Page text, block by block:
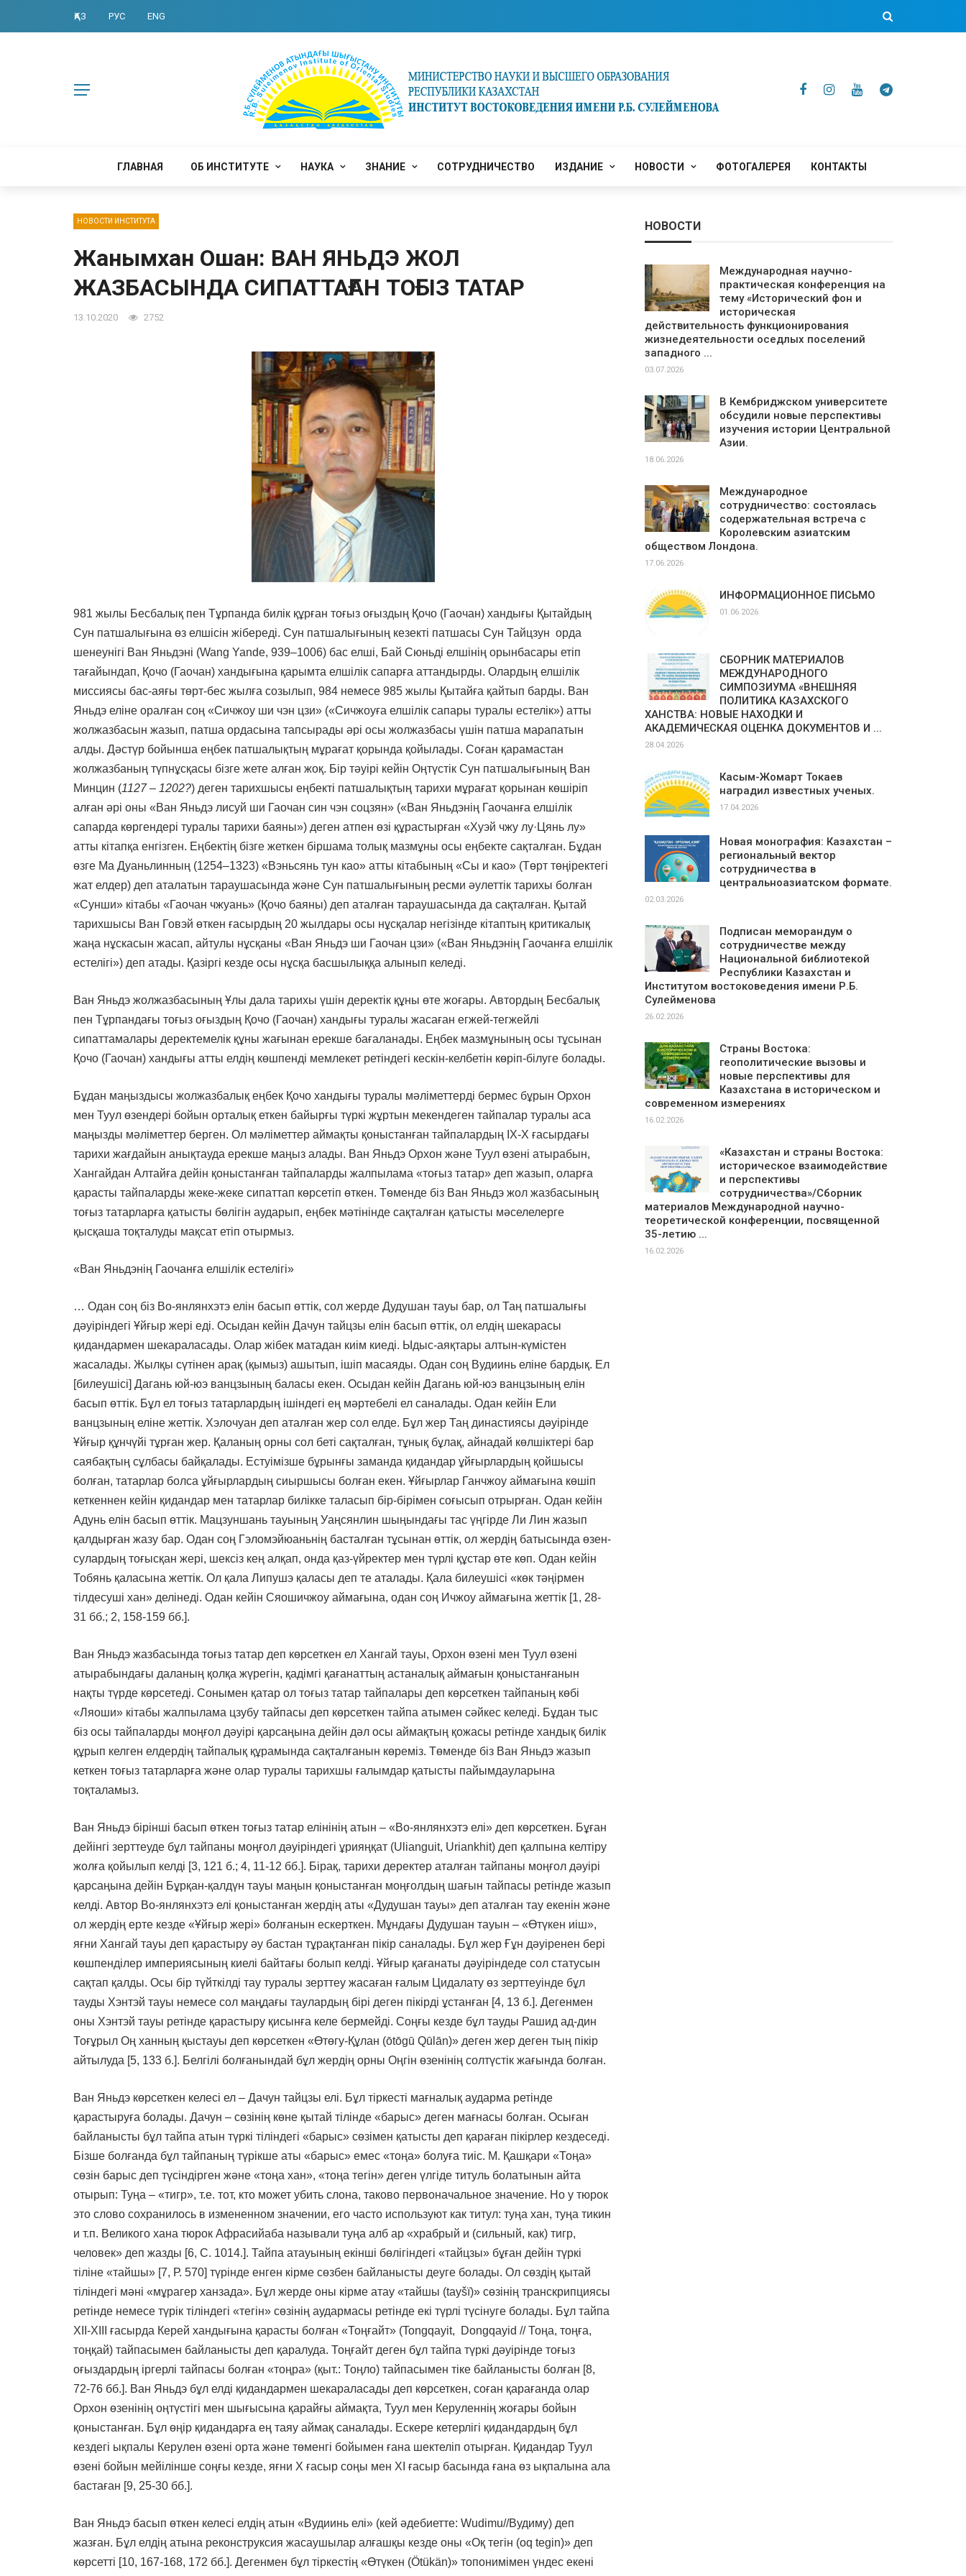
ҚАЗ РУС ENG
ГЛАВНАЯ ОБ ИНСТИТУТЕ НАУКА ЗНАНИЕ СОТРУДНИЧЕСТВО ИЗДАНИЕ НОВОСТИ ФОТОГАЛЕРЕЯ КОНТАКТЫ
НОВОСТИ ИНСТИТУТА
Жанымхан Ошан: ВАН ЯНЬДЭ ЖОЛ
ЖАЗБАСЫНДА СИПАТТАҒАН ТОҒЫЗ ТАТАР
13.10.2020 2752
981 жылы Бесбалық пен Тұрпанда билік құрған тоғыз оғыздың Қочо (Гаочан) хандығы Қытайдың
Сун патшалығына өз елшісін жібереді. Сун патшалығының кезекті патшасы Сун Тайцзун орда
шенеунігі Ван Яньдэні (Wang Yande, 939–1006) бас елші, Бай Сюньді елшінің орынбасары етіп
тағайындап, Қочо (Гаочан) хандығына қарымта елшілік сапарға аттандырды. Олардың елшілік
миссиясы бас-аяғы төрт-бес жылға созылып, 984 немесе 985 жылы Қытайға қайтып барды. Ван
Яньдэ еліне оралған соң «Сичжоу ши чэн цзи» («Сичжоуға елшілік сапары туралы естелік») атты
жолжазбасын жазып, патша ордасына тапсырады әрі осы жолжазбасы үшін патша марапатын
алды. Дәстүр бойынша еңбек патшалықтың мұрағат қорында қойылады. Соған қарамастан
жолжазбаның түпнұсқасы бізге жете алған жоқ. Бір тәуірі кейін Оңтүстік Сун патшалығының Ван
Минцин (1127 – 1202?) деген тарихшысы еңбекті патшалықтың тарихи мұрағат қорынан көшіріп
алған әрі оны «Ван Яньдэ лисуй ши Гаочан син чэн соцзян» («Ван Яньдэнің Гаочанға елшілік
сапарда көргендері туралы тарихи баяны») деген атпен өзі құрастырған «Хуэй чжу лу·Цянь лу»
атты кітапқа енгізген. Еңбектің бізге жеткен біршама толық мазмұны осы еңбекте сақталған. Бұдан
өзге Ма Дуаньлинның (1254–1323) «Вэньсянь тун као» атты кітабының «Сы и као» (Төрт төңіректегі
жат елдер) деп аталатын тараушасында және Сун патшалығының ресми әулеттік тарихы болған
«Сунши» кітабы «Гаочан чжуань» (Қочо баяны) деп аталған тараушасында да сақталған. Қытай
тарихшысы Ван Говэй өткен ғасырдың 20 жылдары осы нұсқалар негізінде кітаптың критикалық
жаңа нұскасын жасап, айтулы нұсқаны «Ван Яньдэ ши Гаочан цзи» («Ван Яньдэнің Гаочанға елшілік
естелігі») деп атады. Қазіргі кезде осы нұсқа басшылыққа алынып келеді.
Ван Яньдэ жолжазбасының Ұлы дала тарихы үшін деректік құны өте жоғары. Автордың Бесбалық
пен Тұрпандағы тоғыз оғыздың Қочо (Гаочан) хандығы туралы жасаған егжей-тегжейлі
сипаттамалары деректемелік құны жағынан ерекше бағаланады. Еңбек мазмұнының осы тұсынан
Қочо (Гаочан) хандығы атты елдің көшпенді мемлекет ретіндегі кескін-келбетін көріп-білуге болады.
Бұдан маңыздысы жолжазбалық еңбек Қочо хандығы туралы мәліметтерді бермес бұрын Орхон
мен Туул өзендері бойын орталық еткен байырғы түркі жұртын мекендеген тайпалар туралы аса
маңызды мәліметтер берген. Ол мәліметтер аймақты қоныстанған тайпалардың IX-X ғасырдағы
тарихи жағдайын анықтауда ерекше маңыз алады. Ван Яньдэ Орхон және Туул өзені атырабын,
Хангайдан Алтайға дейін қоныстанған тайпаларды жалпылама «тоғыз татар» деп жазып, оларға
қарасты тайпаларды жеке-жеке сипаттап көрсетіп өткен. Төменде біз Ван Яньдэ жол жазбасының
тоғыз татарларға қатысты бөлігін аударып, еңбек мәтінінде сақталған қатысты мәселелерге
қысқаша тоқталуды мақсат етіп отырмыз.
«Ван Яньдэнің Гаочанға елшілік естелігі»
… Одан соң біз Во-янлянхэтэ елін басып өттік, сол жерде Дудушан тауы бар, ол Таң патшалығы
дәуіріндегі Ұйғыр жері еді. Осыдан кейін Дачун тайцзы елін басып өттік, ол елдің шекарасы
қидандармен шекараласады. Олар жібек матадан киім киеді. Ыдыс-аяқтары алтын-күмістен
жасалады. Жылқы сүтінен арақ (қымыз) ашытып, ішіп масаяды. Одан соң Вудиинь еліне бардық. Ел
[билеушісі] Дагань юй-юэ ванцзының баласы екен. Осыдан кейін Дагань юй-юэ ванцзының елін
басып өттік. Бұл ел тоғыз татарлардың ішіндегі ең мәртебелі ел саналады. Одан кейін Ели
ванцзының еліне жеттік. Хэлочуан деп аталған жер сол елде. Бұл жер Таң династиясы дәуірінде
Ұйғыр құнчүйі тұрған жер. Қаланың орны сол беті сақталған, тұнық бұлақ, айнадай көлшіктері бар
саябақтың сұлбасы байқалады. Естуімізше бұрынғы заманда қидандар ұйғырлардың қойшысы
болған, татарлар болса ұйғырлардың сиыршысы болған екен. Ұйғырлар Ганчжоу аймағына көшіп
кеткеннен кейін қидандар мен татарлар билікке таласып бір-бірімен соғысып отрырған. Одан кейін
Адунь елін басып өттік. Мацзуншань тауының Уаңсянлин шыңындағы тас үңгірде Ли Лин жазып
қалдырған жазу бар. Одан соң Гэломэйюаньнің басталған тұсынан өттік, ол жердің батысында өзен-
сулардың тоғысқан жері, шексіз кең алқап, онда қаз-үйректер мен түрлі құстар өте көп. Одан кейін
Тобянь қаласына жеттік. Ол қала Липушэ қаласы деп те аталады. Қала билеушісі «көк тәңірмен
тілдесуші хан» делінеді. Одан кейін Сяошичжоу аймағына, одан соң Ичжоу аймағына жеттік [1, 28-
31 бб.; 2, 158-159 бб.].
Ван Яньдэ жазбасында тоғыз татар деп көрсеткен ел Хангай тауы, Орхон өзені мен Туул өзені
атырабындағы даланың қолқа жүрегін, қадімгі қағанаттың астаналық аймағын қоныстанғанын
нақты түрде көрсетеді. Сонымен қатар ол тоғыз татар тайпалары деп көрсеткен тайпаның көбі
«Ляоши» кітабы жалпылама цзубу тайпасы деп көрсеткен тайпа атымен сәйкес келеді. Бұдан тыс
біз осы тайпаларды моңғол дәуірі қарсаңына дейін дәл осы аймақтың қожасы ретінде хандық билік
құрып келген елдердің тайпалық құрамында сақталғанын көреміз. Төменде біз Ван Яньдэ жазып
кеткен тоғыз татарларға және олар туралы тарихшы ғалымдар қатысты пайымдауларына
тоқталамыз.
Ван Яньдэ бірінші басып өткен тоғыз татар елінінің атын – «Во-янлянхэтэ елі» деп көрсеткен. Бұған
дейінгі зерттеуде бұл тайпаны моңғол дәуіріндегі ұрияңқат (Ulianguit, Uriankhit) деп қалпына келтіру
жолға қойылып келді [3, 121 б.; 4, 11-12 бб.]. Бірақ, тарихи деректер аталған тайпаны моңғол дәуірі
қарсаңына дейін Бұрқан-қалдүн тауы маңын қоныстанған моңғолдың шағын тайпасы ретінде жазып
келді. Автор Во-янлянхэтэ елі қоныстанған жердің аты «Дудушан тауы» деп аталған тау екенін және
ол жердің ерте кезде «Ұйғыр жері» болғанын ескерткен. Мұндағы Дудушан тауын – «Өтүкен иіш»,
яғни Хангай тауы деп қарастыру әу бастан тұрақтанған пікір саналады. Бұл жер Ғұн дәуіренен бері
көшпенділер империясының киелі байтағы болып келді. Ұйғыр қағанаты дәуіріндеде сол статусын
сақтап қалды. Осы бір түйткілді тау туралы зерттеу жасаған ғалым Цидалату өз зерттеуінде бұл
тауды Хэнтэй тауы немесе сол маңдағы таулардың бірі деген пікірді ұстанған [4, 13 б.]. Дегенмен
оны Хэнтэй тауы ретінде қарастыру қисынға келе бермейді. Соңғы кезде бұл тауды Рашид ад-дин
Тоғұрыл Оң ханның қыстауы деп көрсеткен «Өтөгу-Құлан (ōtōgū Qūlān)» деген жер деген тың пікір
айтылуда [5, 133 б.]. Белгілі болғанындай бұл жердің орны Оңгін өзенінің солтүстік жағында болған.
Ван Яньдэ көрсеткен келесі ел – Дачун тайцзы елі. Бұл тіркесті мағналық аударма ретінде
қарастыруға болады. Дачун – сөзінің көне қытай тілінде «барыс» деген мағнасы болған. Осыған
байланысты бұл тайпа атын түркі тіліндегі «барыс» сөзімен қатысты деп қараған пікірлер кездеседі.
Бізше болғанда бұл тайпаның түрікше аты «барыс» емес «тоңа» болуға тиіс. М. Қашқари «Тоңа»
сөзін барыс деп түсіндірген және «тоңа хан», «тоңа тегін» деген үлгіде титуль болатынын айта
отырып: Туңа – «тигр», т.е. тот, кто может убить слона, таково первоначальное значение. Но у тюрок
это слово сохранилось в измененном значении, его часто используют как титул: туңа хан, туңа тикин
и т.п. Великого хана тюрок Афрасийаба называли туңа алб ар «храбрый и (сильный, как) тигр,
человек» деп жазды [6, С. 1014.]. Тайпа атауының екінші бөлігіндегі «тайцзы» бұған дейін түркі
тіліне «тайшы» [7, Р. 570] түрінде енген кірме сөзбен байланысты деуге болады. Ол сөздің қытай
тіліндегі мәні «мұрагер ханзада». Бұл жерде оны кірме атау «тайшы (tayšï)» сөзінің транскрипциясы
ретінде немесе түрік тіліндегі «тегін» сөзінің аудармасы ретінде екі түрлі түсінуге болады. Бұл тайпа
ХІІ-ХІІІ ғасырда Керей хандығына қарасты болған «Тоңғайт» (Tongqayit, Dongqayid // Тоңа, тоңға,
тоңқай) тайпасымен байланысты деп қаралуда. Тоңғайт деген бұл тайпа түркі дәуірінде тоғыз
оғыздардың іргерлі тайпасы болған «тоңра» (қыт.: Тоңло) тайпасымен тіке байланысты болған [8,
72-76 бб.]. Ван Яньдэ бұл елді қидандармен шекараласады деп көрсеткен, соған қарағанда олар
Орхон өзенінің оңтүстігі мен шығысына қарайғы аймақта, Туул мен Керуленнің жоғары бойын
қоныстанған. Бұл өңір қидандарға ең таяу аймақ саналады. Ескере кетерлігі қидандардың бұл
кездегі ықпалы Керулен өзені орта және төменгі бойымен ғана шектеліп отырған. Қидандар Туул
өзені бойын мейілінше соңғы кезде, яғни Х ғасыр соңы мен ХІ ғасыр басында ғана өз ықпалына ала
бастаған [9, 25-30 бб.].
Ван Яньдэ басып өткен келесі елдің атын «Вудиинь елі» (кей әдебиетте: Wudimu//Вудиму) деп
жазған. Бұл елдің атына реконструксия жасаушылар алғашқы кезде оны «Оқ тегін (oq tegin)» деп
көрсетті [10, 167-168, 172 бб.]. Дегенмен бұл тіркестің «Өтүкен (Ötükän)» топонимімен үндес екені
НОВОСТИ
Международная научно-
практическая конференция на
тему «Исторический фон и
историческая
действительность функционирования
жизнедеятельности оседлых поселений
западного ...
03.07.2026
В Кембриджском университете
обсудили новые перспективы
изучения истории Центральной
Азии.
18.06.2026
Международное
сотрудничество: состоялась
содержательная встреча с
Королевским азиатским
обществом Лондона.
17.06.2026
ИНФОРМАЦИОННОЕ ПИСЬМО
01.06.2026
СБОРНИК МАТЕРИАЛОВ
МЕЖДУНАРОДНОГО
СИМПОЗИУМА «ВНЕШНЯЯ
ПОЛИТИКА КАЗАХСКОГО
ХАНСТВА: НОВЫЕ НАХОДКИ И
АКАДЕМИЧЕСКАЯ ОЦЕНКА ДОКУМЕНТОВ И ...
28.04.2026
Касым-Жомарт Токаев
наградил известных ученых.
17.04.2026
Новая монография: Казахстан –
региональный вектор
сотрудничества в
центральноазиатском формате.
02.03.2026
Подписан меморандум о
сотрудничестве между
Национальной библиотекой
Республики Казахстан и
Институтом востоковедения имени Р.Б.
Сулейменова
26.02.2026
Страны Востока:
геополитические вызовы и
новые перспективы для
Казахстана в историческом и
современном измерениях
16.02.2026
«Казахстан и страны Востока:
историческое взаимодействие
и перспективы
сотрудничества»/Сборник
материалов Международной научно-
теоретической конференции, посвященной
35-летию ...
16.02.2026